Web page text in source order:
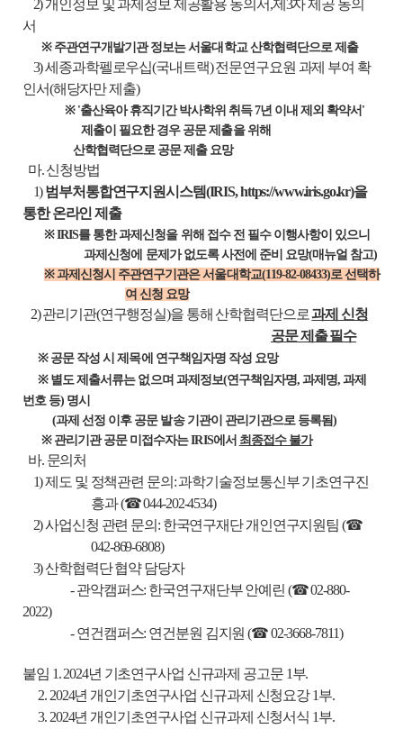
2) 개인정보 및 과제정보 제공활용 동의서,제3자 제공 동의
서
※ 주관연구개발기관 정보는 서울대학교 산학협력단으로 제출
3) 세종과학펠로우십(국내트랙) 전문연구요원 과제 부여 확
인서(해당자만 제출)
※ '출산육아 휴직기간 박사학위 취득 7년 이내 제외 확약서'
제출이 필요한 경우 공문 제출을 위해
산학협력단으로 공문 제출 요망
마. 신청방법
1)범부처통합연구지원시스템(IRIS, https://www.iris.go.kr)을
통한 온라인 제출
※ IRIS를 통한 과제신청을 위해 접수 전 필수 이행사항이 있으니
과제신청에 문제가 없도록 사전에 준비 요망(매뉴얼 참고)
※ 과제신청시 주관연구기관은 서울대학교(119-82-08433)로 선택하
여 신청 요망
2) 관리기관(연구행정실)을 통해 산학협력단으로과제 신청
공문 제출 필수
※ 공문 작성 시 제목에 연구책임자명 작성 요망
※ 별도 제출서류는 없으며 과제정보(연구책임자명, 과제명, 과제
번호 등) 명시
(과제 선정 이후 공문 발송 기관이 관리기관으로 등록됨)
※ 관리기관 공문 미접수자는 IRIS에서 최종접수 불가
바. 문의처
1) 제도 및 정책관련 문의: 과학기술정보통신부 기초연구진
흥과 (☎ 044-202-4534)
2) 사업신청 관련 문의: 한국연구재단 개인연구지원팀 (☎
042-869-6808)
3) 산학협력단 협약 담당자
- 관악캠퍼스: 한국연구재단부 안예린 (☎ 02-880-
2022)
- 연건캠퍼스: 연건분원 김지원 (☎ 02-3668-7811)
붙임 1. 2024년 기초연구사업 신규과제 공고문 1부.
2. 2024년 개인기초연구사업 신규과제 신청요강 1부.
3. 2024년 개인기초연구사업 신규과제 신청서식 1부.